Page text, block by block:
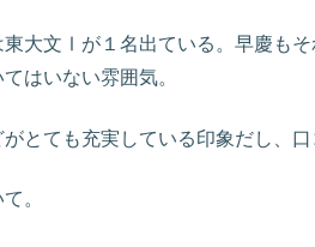
大文Ⅰが１名出ている。早慶も
はいない雰囲気。
とても充実している印象だし、
。